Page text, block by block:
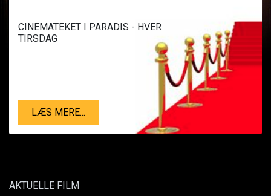
CINEMATEKET I PARADIS - HVER
TIRSDAG
LÆS MERE...
AKTUELLE FILM